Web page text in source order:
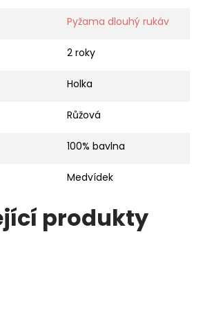
Pyžama dlouhý rukáv
2 roky
Holka
Růžová
100% bavlna
Medvídek
produkty